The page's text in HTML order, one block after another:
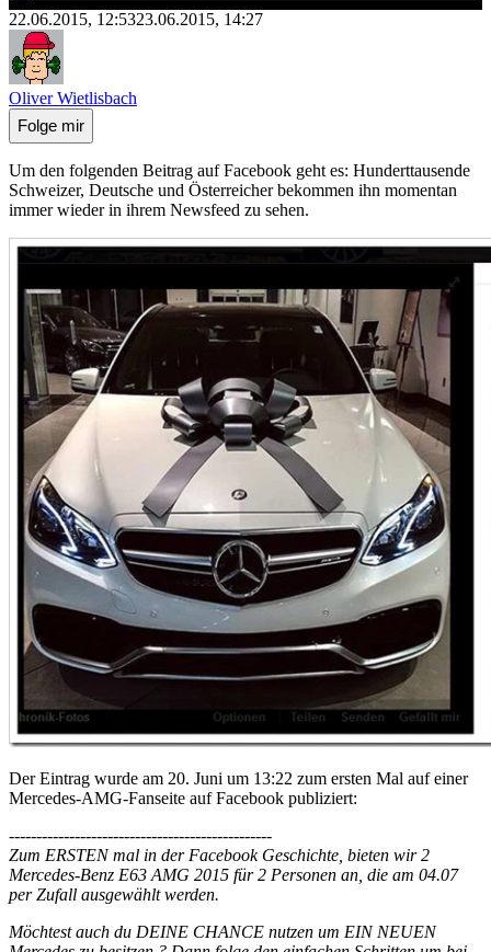
22.06.2015, 12:5323.06.2015, 14:27
Oliver Wietlisbach
Folge mir
Um den folgenden Beitrag auf Facebook geht es: Hunderttausende
Schweizer, Deutsche und Österreicher bekommen ihn momentan
immer wieder in ihrem Newsfeed zu sehen.
Der Eintrag wurde am 20. Juni um 13:22 zum ersten Mal auf einer
Mercedes-AMG-Fanseite auf Facebook publiziert:
------------------------------------------------
Zum ERSTEN mal in der Facebook Geschichte, bieten wir 2
Mercedes-Benz E63 AMG 2015 für 2 Personen an, die am 04.07
per Zufall ausgewählt werden.
Möchtest auch du DEINE CHANCE nutzen um EIN NEUEN